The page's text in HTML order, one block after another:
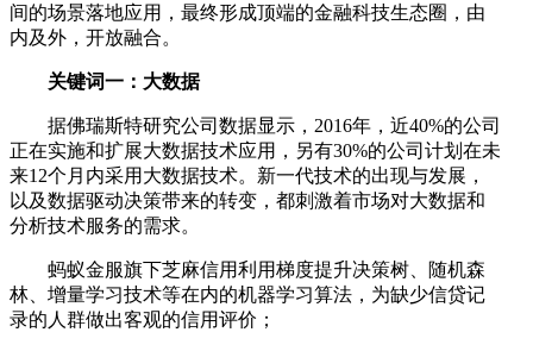
间的场景落地应用，最终形成顶端的金融科技生态圈，由
内及外，开放融合。
关键词一：大数据
据佛瑞斯特研究公司数据显示，2016年，近40%的公司
正在实施和扩展大数据技术应用，另有30%的公司计划在未
来12个月内采用大数据技术。新一代技术的出现与发展，
以及数据驱动决策带来的转变，都刺激着市场对大数据和
分析技术服务的需求。
蚂蚁金服旗下芝麻信用利用梯度提升决策树、随机森
林、增量学习技术等在内的机器学习算法，为缺少信贷记
录的人群做出客观的信用评价；